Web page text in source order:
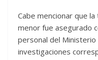
Cabe mencionar que
menor fue asegurado
personal del Ministerio
investigaciones